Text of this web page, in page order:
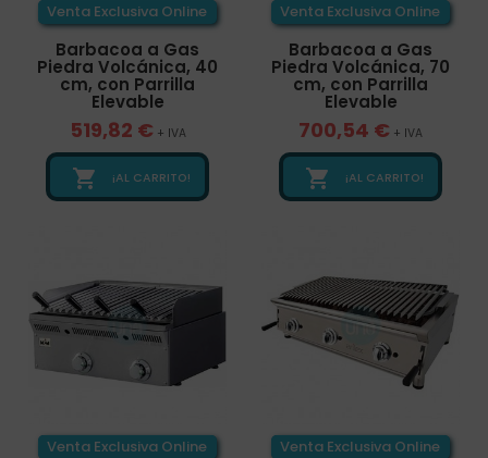
Venta Exclusiva Online
Barbacoa a Gas
Piedra Volcánica, 40
cm, con Parrilla
Elevable
519,82 € + IVA
 ¡AL CARRITO!
Venta Exclusiva Online
Barbacoa a Gas
Piedra Volcánica, 70
cm, con Parrilla
Elevable
700,54 € + IVA
 ¡AL CARRITO!
Venta Exclusiva Online Venta Exclusiva Online